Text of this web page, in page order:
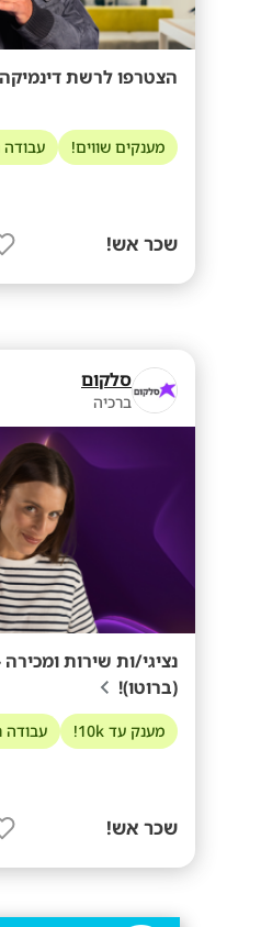
הצטרפו לרשת
מענקים שווים! עבודה
שכר אש!
סלקום
ברכיה
(ברוטו)!
מענק עד 10k! עבודה
שכר אש!